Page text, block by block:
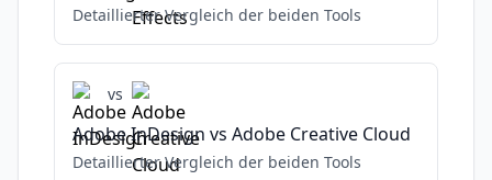
Detaillierter Vergleich der beiden Tools
vs
Adobe InDesign vs Adobe Creative Cloud
Detaillierter Vergleich der beiden Tools